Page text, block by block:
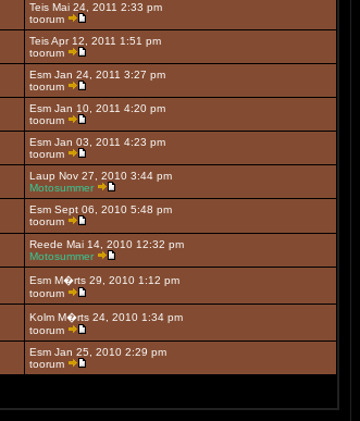
Teis Mai 24, 2011 2:33 pm
toorum
Teis Apr 12, 2011 1:51 pm
toorum
Esm Jan 24, 2011 3:27 pm
toorum
Esm Jan 10, 2011 4:20 pm
toorum
Esm Jan 03, 2011 4:23 pm
toorum
Laup Nov 27, 2010 3:44 pm
Motosummer
Esm Sept 06, 2010 5:48 pm
toorum
Reede Mai 14, 2010 12:32 pm
Motosummer
Esm M�rts 29, 2010 1:12 pm
toorum
Kolm M�rts 24, 2010 1:34 pm
toorum
Esm Jan 25, 2010 2:29 pm
toorum